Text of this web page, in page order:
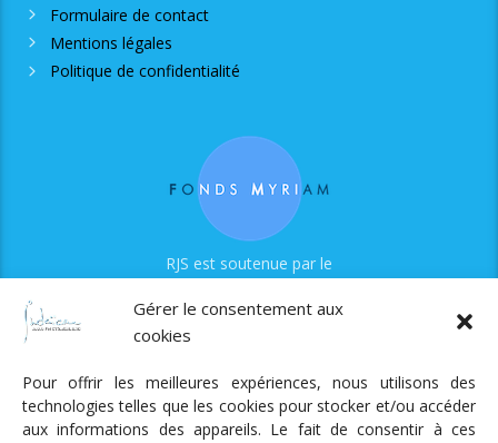
Gérer le consentement aux
cookies
Pour offrir les meilleures expériences, nous utilisons des
technologies telles que les cookies pour stocker et/ou accéder
aux informations des appareils. Le fait de consentir à ces
Formulaire de contact
Mentions légales
Politique de confidentialité
RJS est soutenue par le